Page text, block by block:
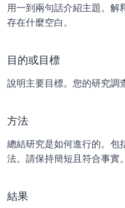
用一到兩句話介紹主題。解
存在什麼空白。
目的或目標
說明主要目標。您的研究調
方法
總結研究是如何進行的。包
法。請保持簡短且符合事實。
結果